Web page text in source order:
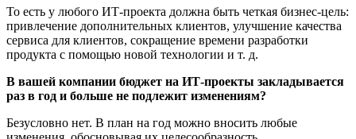
То есть у любого ИТ-проекта должна быть четкая бизнес-цель:
привлечение дополнительных клиентов, улучшение качества
сервиса для клиентов, сокращение времени разработки
продукта с помощью новой технологии и т. д.
В вашей компании бюджет на ИТ-проекты закладывается
раз в год и больше не подлежит изменениям?
Безусловно нет. В план на год можно вносить любые